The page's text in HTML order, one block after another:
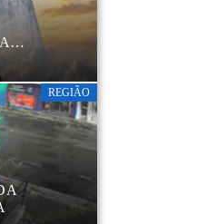
CÉU
REGIÃO